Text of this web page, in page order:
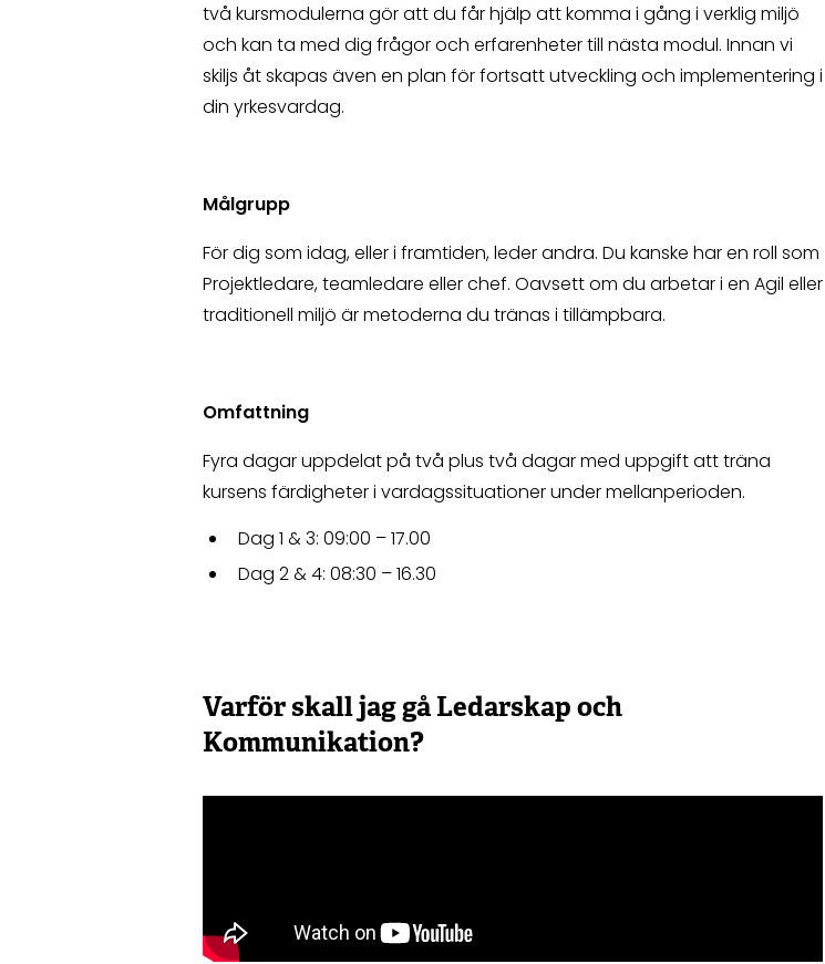
två kursmodulerna gör att du får hjälp att komma i gång i verklig miljö
och kan ta med dig frågor och erfarenheter till nästa modul. Innan vi
skiljs åt skapas även en plan för fortsatt utveckling och implementering i
din yrkesvardag.
Målgrupp
För dig som idag, eller i framtiden, leder andra. Du kanske har en roll som
Projektledare, teamledare eller chef. Oavsett om du arbetar i en Agil eller
traditionell miljö är metoderna du tränas i tillämpbara.
Omfattning
Fyra dagar uppdelat på två plus två dagar med uppgift att träna
kursens färdigheter i vardagssituationer under mellanperioden.
Dag 1 & 3: 09:00 – 17.00
Dag 2 & 4: 08:30 – 16.30
Varför skall jag gå Ledarskap och
Kommunikation?